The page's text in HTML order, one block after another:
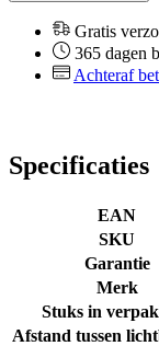
Gratis
365 dagen
Achteraf
Specificaties
EAN
SKU
Garantie
Merk
Stuks in
Afstand tussen